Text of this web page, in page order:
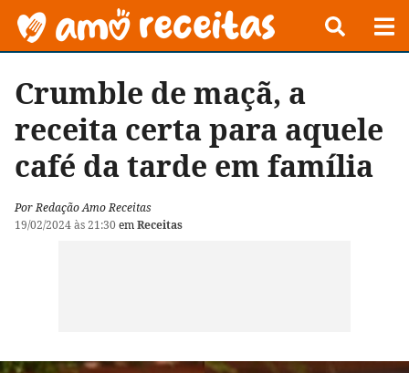
Crumble de maçã, a
receita certa para aquele
café da tarde em família
Por Redação Amo Receitas
19/02/2024 às 21:30 emReceitas